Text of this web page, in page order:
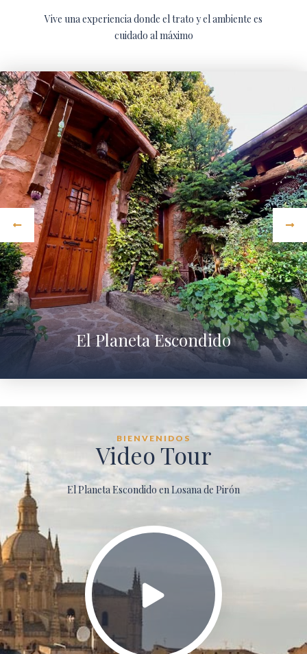
Vive una experiencia donde el trato y el ambiente es
cuidado al máximo
El Planeta Escondido
BIENVENIDOS
Video Tour
El Planeta Escondido en Losana de Pirón